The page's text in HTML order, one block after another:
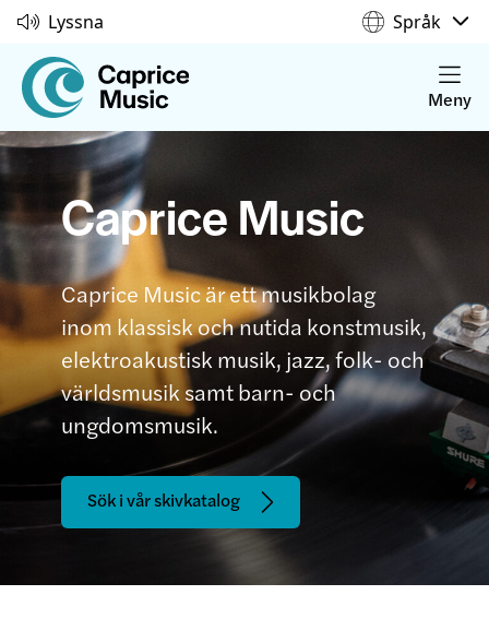
Lyssna Språk
Meny
Caprice Music
Caprice Music är ett musikbolag
inom klassisk och nutida konstmusik,
elektroakustisk musik, jazz, folk- och
världsmusik samt barn- och
ungdomsmusik.
Sök i vår skivkatalog